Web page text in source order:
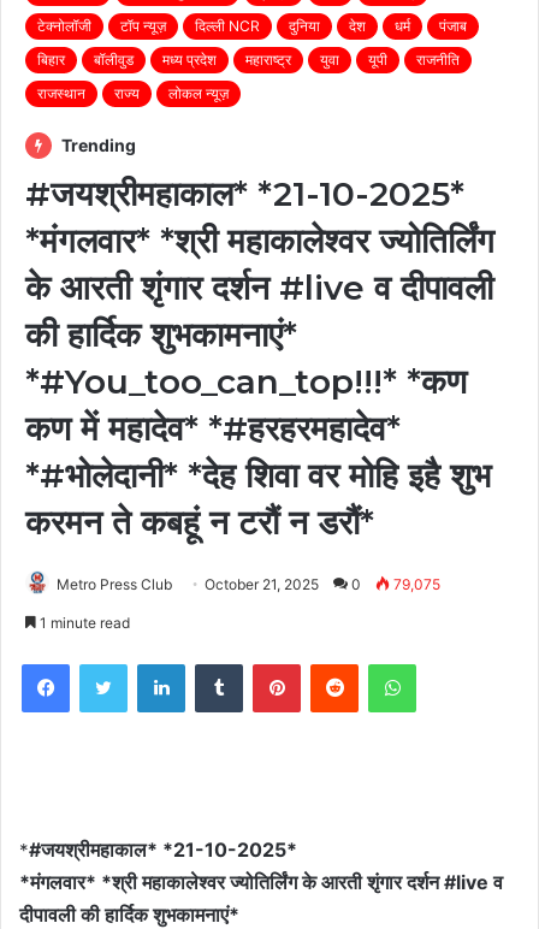
टेक्नोलॉजी
टॉप न्यूज़ दिल्ली NCR दुनिया देश धर्म
पंजाब
बिहार
बॉलीवुड मध्य प्रदेश महाराष्ट्र युवा यूपी
राजनीति
राजस्थान
राज्य लोकल न्यूज़
Trending
#जयश्रीमहाकाल* *21-10-2025*
*मंगलवार* *श्री महाकालेश्वर ज्योतिर्लिंग
के आरती शृंगार दर्शन #live व दीपावली
की हार्दिक शुभकामनाएं*
*#You_too_can_top!!!* *कण
कण में महादेव* *#हरहरमहादेव*
*#भोलेदानी* *देह शिवा वर मोहि इहै शुभ
करमन ते कबहूं न टरौं न डरौं*
Metro Press Club October 21, 2025 0 79,075
1 minute read
FacebookTwitter LinkedInTumblr PinterestReddit WhatsApp
*#जयश्रीमहाकाल* *21-10-2025*
*मंगलवार* *श्री महाकालेश्वर ज्योतिर्लिंग के आरती शृंगार दर्शन #live व
दीपावली की हार्दिक शुभकामनाएं*